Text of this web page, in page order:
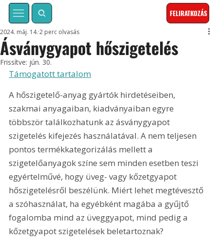
FELIRATKOZÁS
Ásványgyapot hőszigetelés
2024. máj. 14. 2 perc olvasás
Frissítve: jún. 30.
Támogatott tartalom
A hőszigetelő-anyag gyártók hirdetéseiben,
szakmai anyagaiban, kiadványaiban egyre
többször találkozhatunk az ásványgyapot
szigetelés kifejezés használatával. A nem teljesen
pontos termékkategorizálás mellett a
szigetelőanyagok színe sem minden esetben teszi
egyértelművé, hogy üveg- vagy kőzetgyapot
hőszigetelésről beszélünk. Miért lehet megtévesztő
a szóhasználat, ha egyébként magába a gyűjtő
fogalomba mind az üveggyapot, mind pedig a
kőzetgyapot szigetelések beletartoznak?